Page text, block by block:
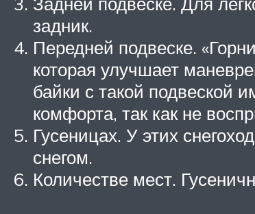
задник.
Передней подвеске.
которая улучшает
байки с такой подвеской
комфорта, так как не
Гусеницах. У этих
снегом.
Количестве мест.